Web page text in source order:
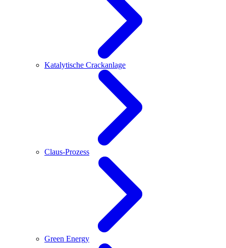
Katalytische Crackanlage
Claus-Prozess
Green Energy